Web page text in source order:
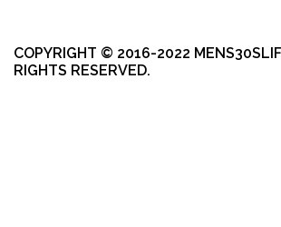
COPYRIGHT © 2016-2022
RIGHTS RESERVED.